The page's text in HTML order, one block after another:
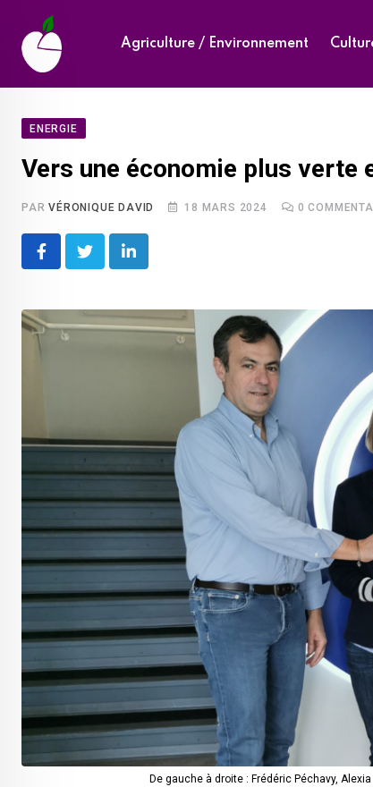
content
Agriculture / Environnement
ENERGIE
Vers une économie plus verte
PARVÉRONIQUE DAVID 18 MARS 2024 0
LinkedIn
De gauche à droite : Frédéric Péchavy,